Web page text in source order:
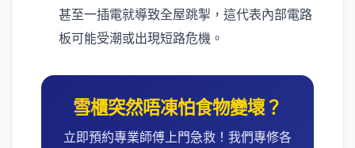
甚至一插電就導致全屋跳掣，這代表內部電路
板可能受潮或出現短路危機。
雪櫃突然唔凍怕食物變壞？
立即預約專業師傅上門急救！我們專修各